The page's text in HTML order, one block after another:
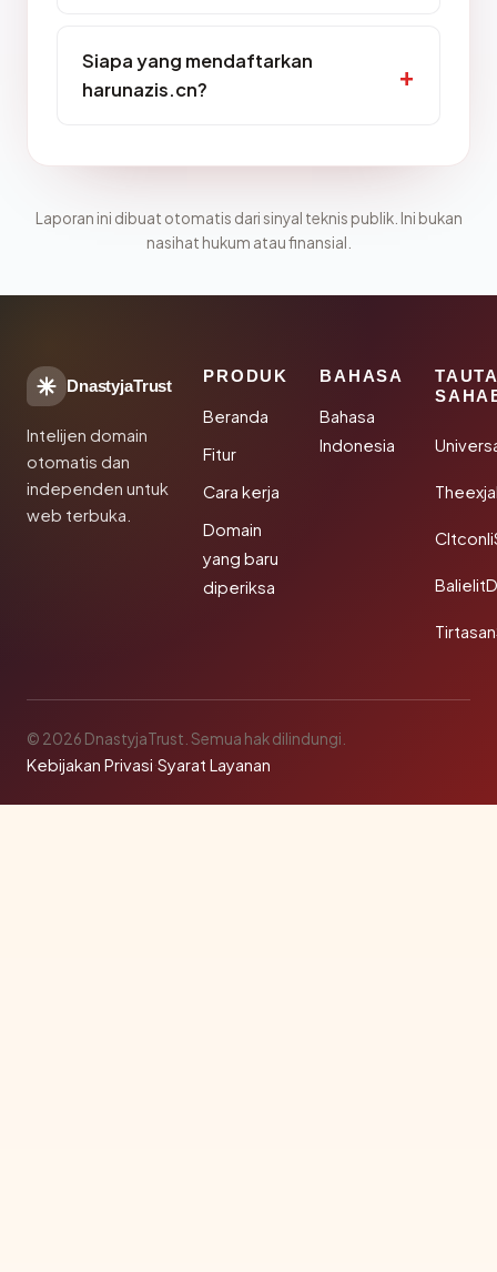
Siapa yang mendaftarkan
harunazis.cn?
Laporan ini dibuat otomatis dari sinyal teknis publik. Ini bukan
nasihat hukum atau finansial.
DnastyjaTrust
Intelijen domain
otomatis dan
independen untuk
web terbuka.
PRODUK
Beranda
Fitur
Cara kerja
Domain
yang baru
diperiksa
BAHASA
Bahasa
Indonesia
© 2026 DnastyjaTrust. Semua hak dilindungi.
Kebijakan Privasi·Syarat Layanan